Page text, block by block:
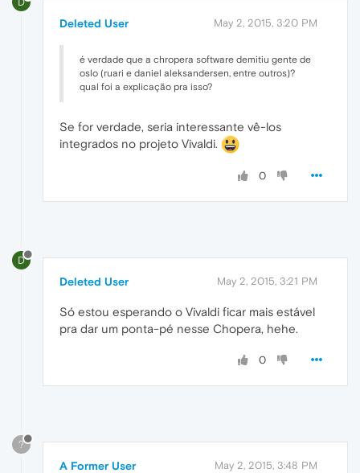
Deleted User May 2, 2015, 3:20 PM
é verdade que a chropera software demitiu gente de
oslo (ruari e daniel aleksandersen, entre outros)?
qual foi a explicação pra isso?
Se for verdade, seria interessante vê-los
integrados no projeto Vivaldi.
0
D
Deleted User May 2, 2015, 3:21 PM
Só estou esperando o Vivaldi ficar mais estável
pra dar um ponta-pé nesse Chopera, hehe.
0
?
A Former User May 2, 2015, 3:48 PM